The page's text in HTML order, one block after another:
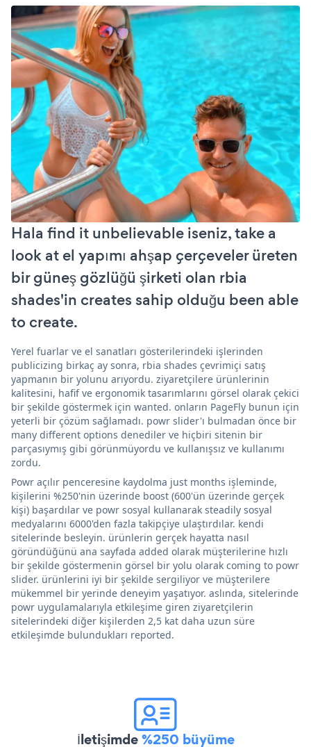
Hala find it unbelievable iseniz, take a
look at el yapımı ahşap çerçeveler üreten
bir güneş gözlüğü şirketi olan rbia
shades'in creates sahip olduğu been able
to create.
Yerel fuarlar ve el sanatları gösterilerindeki işlerinden
publicizing birkaç ay sonra, rbia shades çevrimiçi satış
yapmanın bir yolunu arıyordu. ziyaretçilere ürünlerinin
kalitesini, hafif ve ergonomik tasarımlarını görsel olarak çekici
bir şekilde göstermek için wanted. onların PageFly bunun için
yeterli bir çözüm sağlamadı. powr slider'ı bulmadan önce bir
many different options denediler ve hiçbiri sitenin bir
parçasıymış gibi görünmüyordu ve kullanışsız ve kullanımı
zordu.
Powr açılır penceresine kaydolma just months işleminde,
kişilerini %250'nin üzerinde boost (600'ün üzerinde gerçek
kişi) başardılar ve powr sosyal kullanarak steadily sosyal
medyalarını 6000'den fazla takipçiye ulaştırdılar. kendi
sitelerinde besleyin. ürünlerin gerçek hayatta nasıl
göründüğünü ana sayfada added olarak müşterilerine hızlı
bir şekilde göstermenin görsel bir yolu olarak coming to powr
slider. ürünlerini iyi bir şekilde sergiliyor ve müşterilere
mükemmel bir yerinde deneyim yaşatıyor. aslında, sitelerinde
powr uygulamalarıyla etkileşime giren ziyaretçilerin
sitelerindeki diğer kişilerden 2,5 kat daha uzun süre
etkileşimde bulundukları reported.
İletişimde%250 büyüme